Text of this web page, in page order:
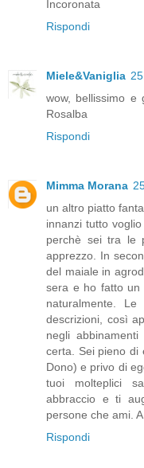
Incoronata
Rispondi
Miele&Vaniglia
wow, bellissimo e
Rosalba
Rispondi
Mimma Morana
un altro piatto
innanzi tutto
perchè sei tra le
apprezzo. In
del maiale in
sera e ho fatto un
naturalmente.
descrizioni, così
negli
certa. Sei pieno di
Dono) e privo di
tuoi molteplici
abbraccio e ti
persone che ami.
Rispondi